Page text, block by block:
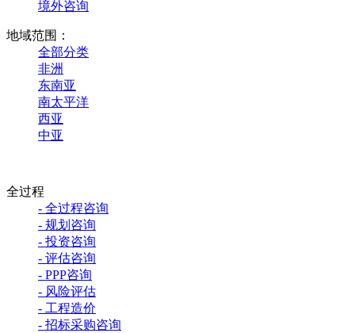
境外咨询
地域范围：
全部分类
非洲
东南亚
南太平洋
西亚
中亚
全过程
- 全过程咨询
- 规划咨询
- 投资咨询
- 评估咨询
- PPP咨询
- 风险评估
- 工程造价
- 招标采购咨询